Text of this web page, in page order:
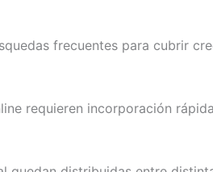
frecuentes para cubrir
requieren incorporación